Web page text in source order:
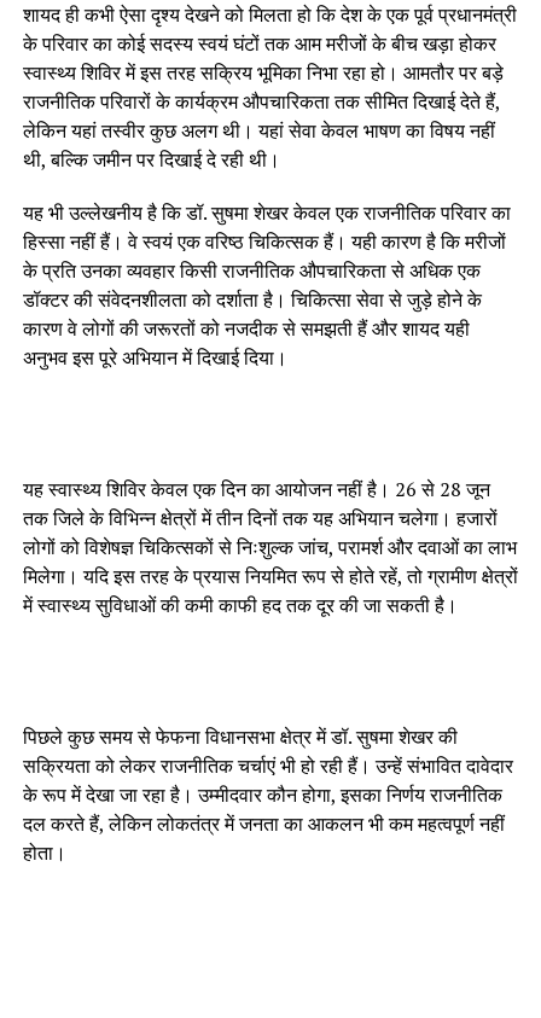
शायद ही कभी ऐसा दृश्य देखने को मिलता हो कि देश के एक पूर्व प्रधानमंत्री
के परिवार का कोई सदस्य स्वयं घंटों तक आम मरीजों के बीच खड़ा होकर
स्वास्थ्य शिविर में इस तरह सक्रिय भूमिका निभा रहा हो। आमतौर पर बड़े
राजनीतिक परिवारों के कार्यक्रम औपचारिकता तक सीमित दिखाई देते हैं,
लेकिन यहां तस्वीर कुछ अलग थी। यहां सेवा केवल भाषण का विषय नहीं
थी, बल्कि जमीन पर दिखाई दे रही थी।
यह भी उल्लेखनीय है कि डॉ. सुषमा शेखर केवल एक राजनीतिक परिवार का
हिस्सा नहीं हैं। वे स्वयं एक वरिष्ठ चिकित्सक हैं। यही कारण है कि मरीजों
के प्रति उनका व्यवहार किसी राजनीतिक औपचारिकता से अधिक एक
डॉक्टर की संवेदनशीलता को दर्शाता है। चिकित्सा सेवा से जुड़े होने के
कारण वे लोगों की जरूरतों को नजदीक से समझती हैं और शायद यही
अनुभव इस पूरे अभियान में दिखाई दिया।
यह स्वास्थ्य शिविर केवल एक दिन का आयोजन नहीं है। 26 से 28 जून
तक जिले के विभिन्न क्षेत्रों में तीन दिनों तक यह अभियान चलेगा। हजारों
लोगों को विशेषज्ञ चिकित्सकों से निःशुल्क जांच, परामर्श और दवाओं का लाभ
मिलेगा। यदि इस तरह के प्रयास नियमित रूप से होते रहें, तो ग्रामीण क्षेत्रों
में स्वास्थ्य सुविधाओं की कमी काफी हद तक दूर की जा सकती है।
पिछले कुछ समय से फेफना विधानसभा क्षेत्र में डॉ. सुषमा शेखर की
सक्रियता को लेकर राजनीतिक चर्चाएं भी हो रही हैं। उन्हें संभावित दावेदार
के रूप में देखा जा रहा है। उम्मीदवार कौन होगा, इसका निर्णय राजनीतिक
दल करते हैं, लेकिन लोकतंत्र में जनता का आकलन भी कम महत्वपूर्ण नहीं
होता।